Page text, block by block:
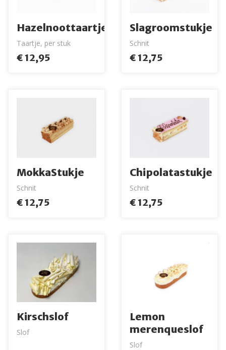
Hazelnoottaartje
Taartje, per stuk
€ 12,95
Slagroomstukje
Schnit
€ 12,75
MokkaStukje
Schnit
€ 12,75
Chipolatastukje
Schnit
€ 12,75
Kirschslof
Slof
Lemon
merenqueslof
Slof